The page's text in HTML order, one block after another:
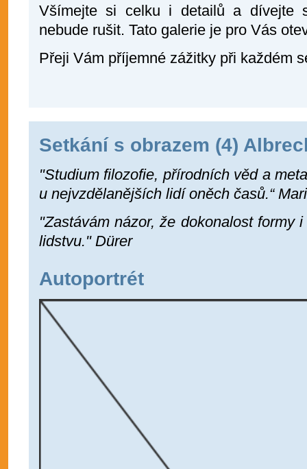
Všímejte si celku i detailů a dívejte
nebude rušit. Tato galerie je pro Vás
Přeji Vám příjemné zážitky při každém
Setkání s obrazem (4)
"Studium filozofie, přírodních věd a
u nejvzdělanějších lidí oněch časů.“
"Zastávám názor, že dokonalost formy
lidstvu." Dürer
Autoportrét